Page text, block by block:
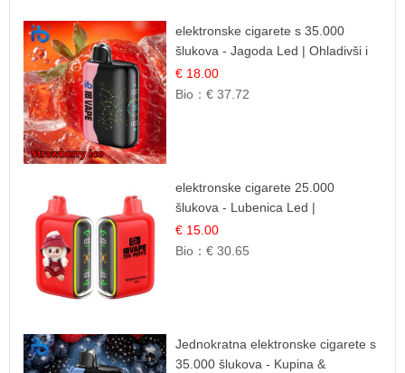
elektronske cigarete s 35.000
šlukova - Jagoda Led | Ohladivši i
Osježavajući Okus
€ 18.00
Bio：€ 37.72
elektronske cigarete 25.000
šlukova - Lubenica Led |
Osježavajući Ljetni Okus
€ 15.00
Bio：€ 30.65
Jednokratna elektronske cigarete s
35.000 šlukova - Kupina &